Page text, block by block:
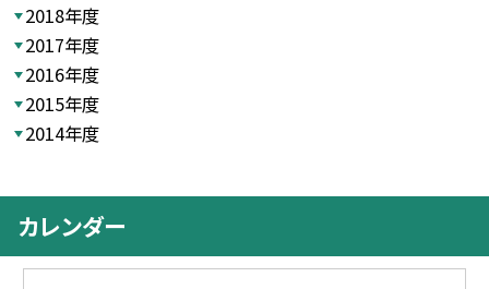
2018年度
2017年度
2016年度
2015年度
2014年度
カレンダー